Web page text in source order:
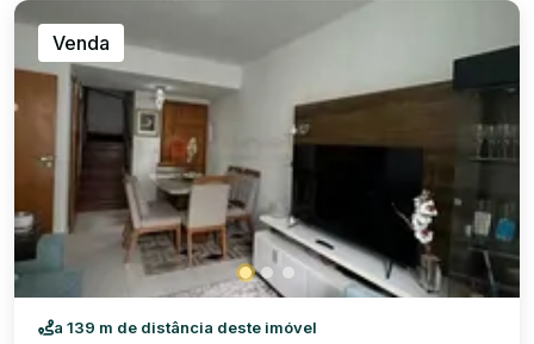
Venda
a 139 m de distância deste imóvel